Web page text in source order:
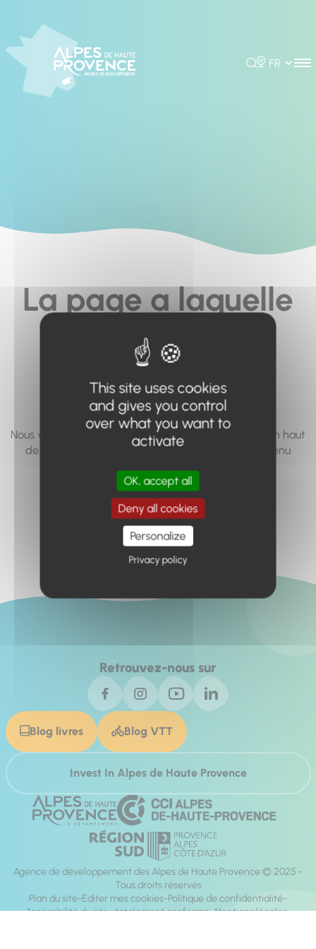
Rechercher
Choisir la
La page a laquelle
vous cherchez à
accéder n'existe
pas... ou plus.
Nous vous invitons à utiliser le moteur de recherche en haut
de page, ou à utiliser le menu pour trouver le contenu
Retour à l'accueil
Retrouvez-nous sur
Blog livres Blog VTT
Invest In Alpes de Haute Provence
Agence de développement des Alpes de Haute Provence © 2025 -
Tous droits réservés
Plan du site Éditer mes cookies Politique de confidentialité
Accessibilité du site : totalement conforme Mentions légales
This site uses cookies
and gives you control
over what you want to
activate
OK, accept all
Deny all cookies
Personalize
Privacy policy